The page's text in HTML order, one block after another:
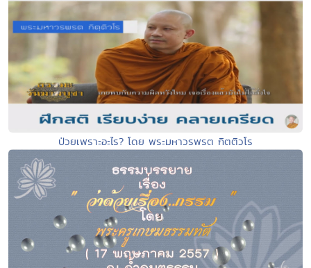
ป่วยเพราะอะไร? โดย พระมหาวรพรต กิตติวโร